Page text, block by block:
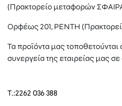
(Πρακτορείο μεταφορών
Ορφέως 201, ΡΕΝΤΗ
Τα προϊόντα μας τοποθετούνται
συνεργεία της εταιρείας μας
T.:2262 036 388